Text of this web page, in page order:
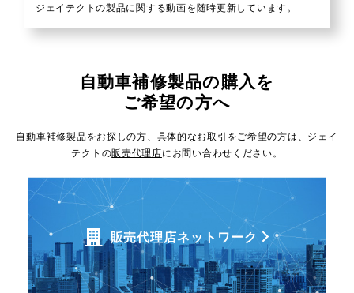
ジェイテクトの製品に関する動画を随時更新しています。
自動車補修製品の購入を
ご希望の方へ
自動車補修製品をお探しの方、具体的なお取引をご希望の方は、 ジェイ
テクトの販売代理店にお問い合わせください。
販売代理店ネットワーク